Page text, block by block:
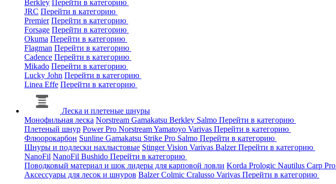
Berkley Перейти в категорию
JRC Перейти в категорию
Premier Перейти в категорию
Forsage Перейти в категорию
Okuma Перейти в категорию
Flagman Перейти в категорию
Cadence Перейти в категорию
Mikado Перейти в категорию
Lucky John Перейти в категорию
Linea Effe Перейти в категорию
Леска и плетеные шнуры
Монофильная леска Norstream Gamakatsu Berkley Salmo Перейти в категорию
Плетеный шнур Power Pro NorstreamYamatoyo Varivas Перейти в категорию
Флюорокарбон Sunline Gamakatsu Strike Pro Salmo Перейти в категорию
Шнуры и подлески нахлыстовые StingerVision Varivas BalzerПерейти в категорию
NanoFil NanoFil Bushido Перейти в категорию
Поводковый материал и шок лидеры для карповой ловли Korda Prologic Nautilus Carp Pro
Аксессуары для лесок и шнуров BalzerColmic Cralusso Varivas Перейти в категорию